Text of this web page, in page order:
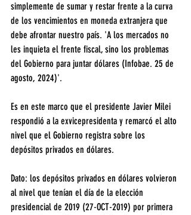
simplemente de sumar y restar frente a la curva
de los vencimientos en moneda extranjera que
debe afrontar nuestro país. 'A los mercados no
les inquieta el frente fiscal, sino los problemas
del Gobierno para juntar dólares (Infobae. 25 de
agosto, 2024)'.
Es en este marco que el presidente Javier Milei
respondió a la exvicepresidenta y remarcó el alto
nivel que el Gobierno registra sobre los
depósitos privados en dólares.
Dato: los depósitos privados en dólares volvieron
al nivel que tenían el día de la elección
presidencial de 2019 (27-OCT-2019) por primera